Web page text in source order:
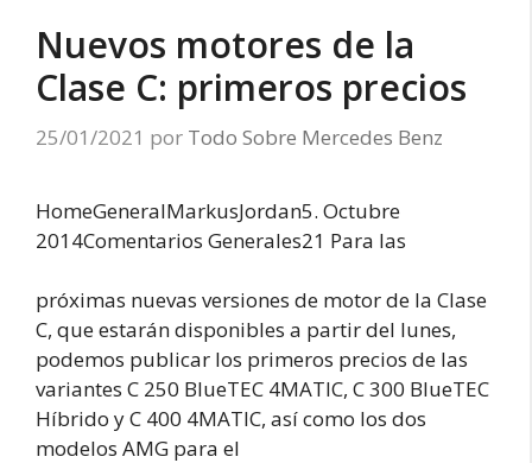
Nuevos motores de la
Clase C: primeros precios
25/01/2021 por Todo Sobre Mercedes Benz
HomeGeneralMarkusJordan5. Octubre
2014Comentarios Generales21 Para las
próximas nuevas versiones de motor de la Clase
C, que estarán disponibles a partir del lunes,
podemos publicar los primeros precios de las
variantes C 250 BlueTEC 4MATIC, C 300 BlueTEC
Híbrido y C 400 4MATIC, así como los dos
modelos AMG para el